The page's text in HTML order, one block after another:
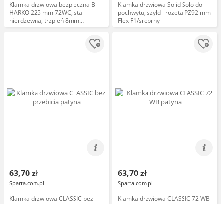
Klamka drzwiowa bezpieczna B-
HARKO 225 mm 72WC, stal
nierdzewna, trzpień 8mm
(komplet)
Klamka drzwiowa Solid Solo do
pochwytu, szyld i rozeta PZ92 mm
Flex F1/srebrny
63,70 zł
Sparta.com.pl
Klamka drzwiowa CLASSIC bez
63,70 zł
Sparta.com.pl
Klamka drzwiowa CLASSIC 72 WB